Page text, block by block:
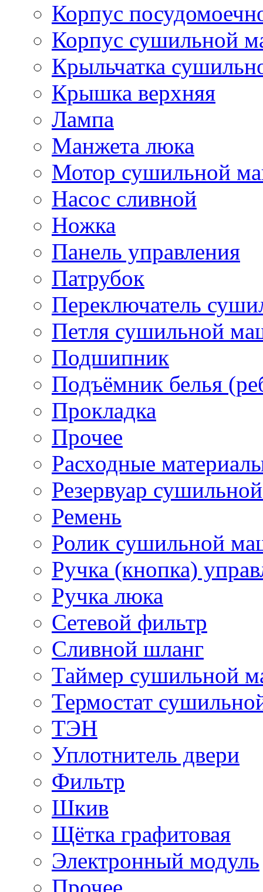
Корпус
Корпус сушильной
Крыльчатка
Крышка верхняя
Лампа
Манжета люка
Мотор сушильной
Насос сливной
Ножка
Панель управления
Патрубок
Переключатель
Петля сушильной
Подшипник
Подъёмник белья
Прокладка
Прочее
Расходные
Резервуар
Ремень
Ролик сушильной
Ручка (кнопка)
Ручка люка
Сетевой фильтр
Сливной шланг
Таймер сушильной
Термостат
ТЭН
Уплотнитель двери
Фильтр
Шкив
Щётка графитовая
Электронный модуль